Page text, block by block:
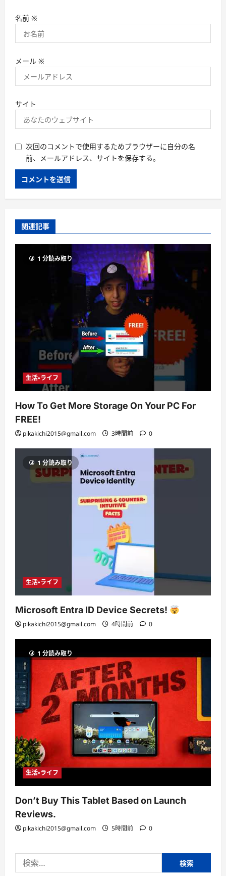
名前 ※
メール ※
サイト
次回のコメントで使用するためブラウザーに自分の名
前、メールアドレス、サイトを保存する。
関連記事
1 分読み取り
生活・ライフ
How To Get More Storage On Your PC For
FREE!
pikakichi2015@gmail.com 3時間前 0
1 分読み取り
生活・ライフ
Microsoft Entra ID Device Secrets!
pikakichi2015@gmail.com 4時間前 0
1 分読み取り
生活・ライフ
Don’t Buy This Tablet Based on Launch
Reviews.
pikakichi2015@gmail.com 5時間前 0
索: